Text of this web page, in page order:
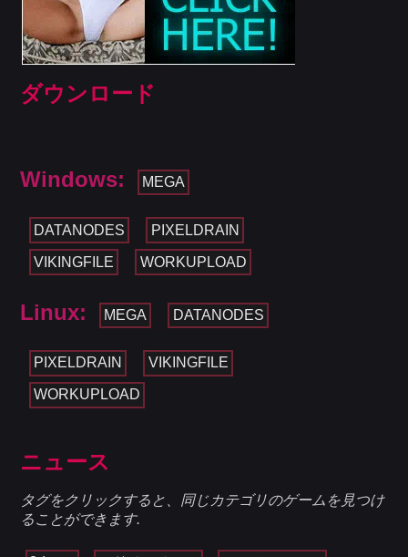
ダウンロード
Windows: MEGA
DATANODES PIXELDRAIN
VIKINGFILE WORKUPLOAD
Linux: MEGA DATANODES
PIXELDRAIN VIKINGFILE
WORKUPLOAD
ニュース
タグをクリックすると、同じカテゴリのゲームを見つけ
ることができます.